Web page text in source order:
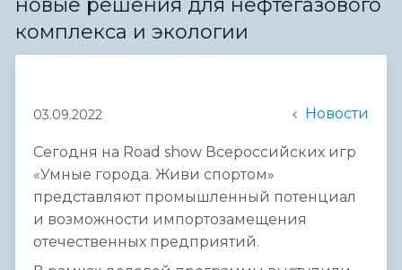
новые решения для нефтегазового
комплекса и экологии
03.09.2022 Новости
Сегодня на Road show Всероссийских игр
«Умные города. Живи спортом»
представляют промышленный потенциал
и возможности импортозамещения
отечественных предприятий.